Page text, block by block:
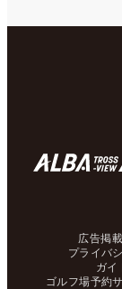
広告掲
プライバ
ガイ
ゴルフ場予約